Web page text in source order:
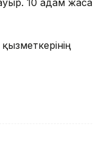
10 адам